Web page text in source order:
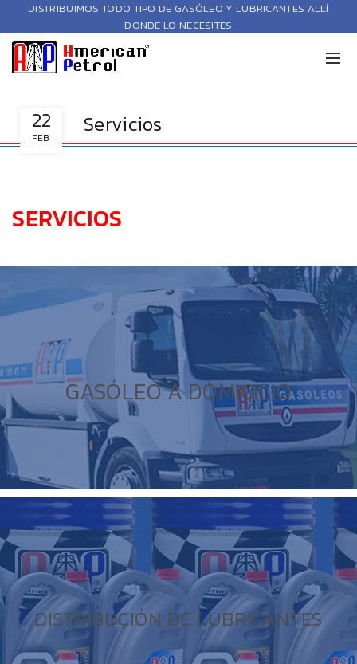
DISTRIBUIMOS TODO TIPO DE GASÓLEO Y LUBRICANTES ALLÍ
DONDE LO NECESITES
22
FEB Servicios
SERVICIOS
GASÓLEO A DOMICILIO
DISTRIBUCIÓN DE LUBRICANTES